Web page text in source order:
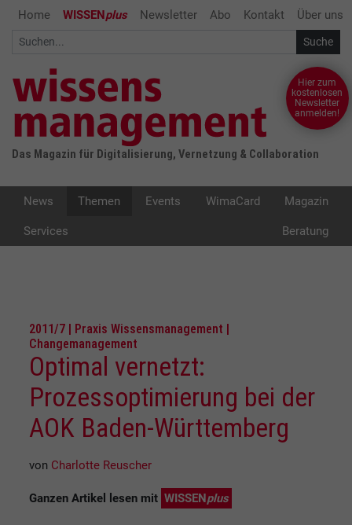
Home WISSENplus Newsletter Abo Kontakt Über uns
Das Magazin für Digitalisierung, Vernetzung & Collaboration
Hier zum
kostenlosen
Newsletter
anmelden!
News Themen Events WimaCard Magazin
Services Beratung
2011/7 | Praxis Wissensmanagement |
Changemanagement
Optimal vernetzt:
Prozessoptimierung bei der
AOK Baden-Württemberg
von Charlotte Reuscher
Ganzen Artikel lesen mit WISSENplus